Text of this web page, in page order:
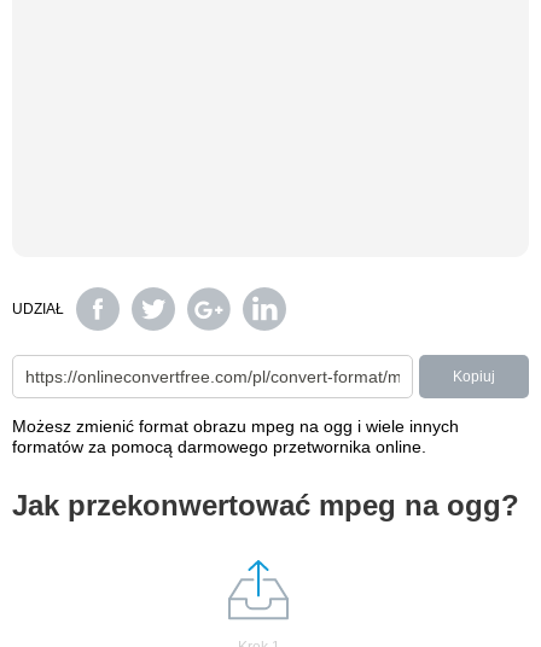
UDZIAŁ
Kopiuj
Możesz zmienić format obrazu mpeg na ogg i wiele innych
formatów za pomocą darmowego przetwornika online.
Jak przekonwertować mpeg na ogg?